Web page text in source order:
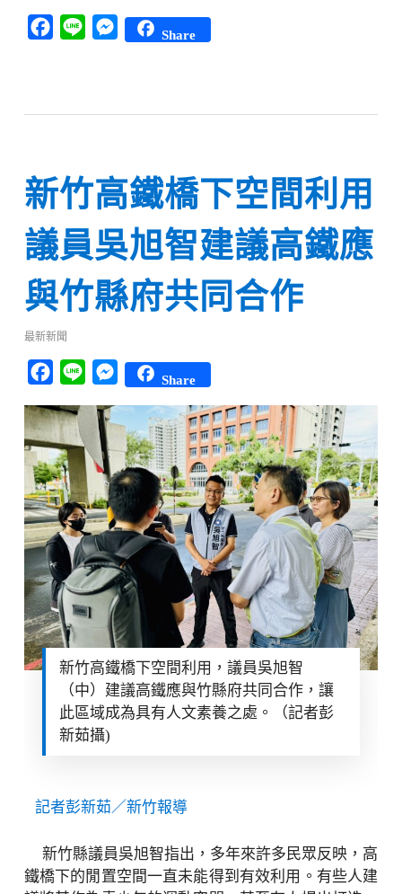
Facebook
Line Messenger
Share
新竹高鐵橋下空間利用
議員吳旭智建議高鐵應
與竹縣府共同合作
最新新聞
Facebook
Line Messenger
Share
新竹高鐵橋下空間利用，議員吳旭智
（中）建議高鐵應與竹縣府共同合作，讓
此區域成為具有人文素養之處。（記者彭
新茹攝)
記者彭新茹／新竹報導
新竹縣議員吳旭智指出，多年來許多民眾反映，高
鐵橋下的閒置空間一直未能得到有效利用。有些人建